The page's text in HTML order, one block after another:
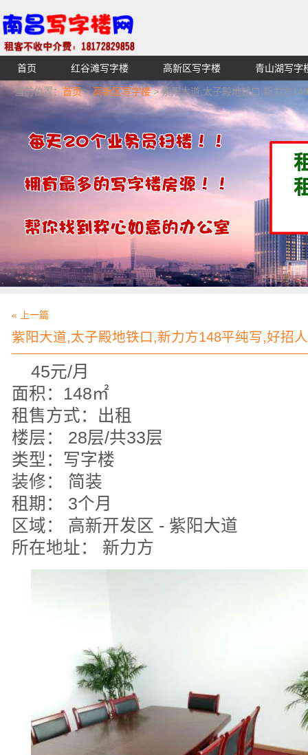
【不收中介费】南昌写字楼出租租赁招租出售,找高端高
湖青云谱写字楼
首页 红谷滩写字楼 高新区写字楼 青山湖写字
当前位置： 首页>高新区写字楼> 紫阳大道,太子殿地铁口,新力方
« 上一篇
紫阳大道,太子殿地铁口,新力方148平纯写,好招人
45元/月
面积：148㎡
租售方式：出租
楼层： 28层/共33层
类型：写字楼
装修： 简装
租期： 3个月
区域： 高新开发区 - 紫阳大道
所在地址： 新力方